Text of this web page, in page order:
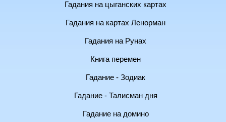
Гадания на цыганских картах
Гадания на картах Ленорман
Гадания на Рунах
Книга перемен
Гадание - Зодиак
Гадание - Талисман дня
Гадание на домино